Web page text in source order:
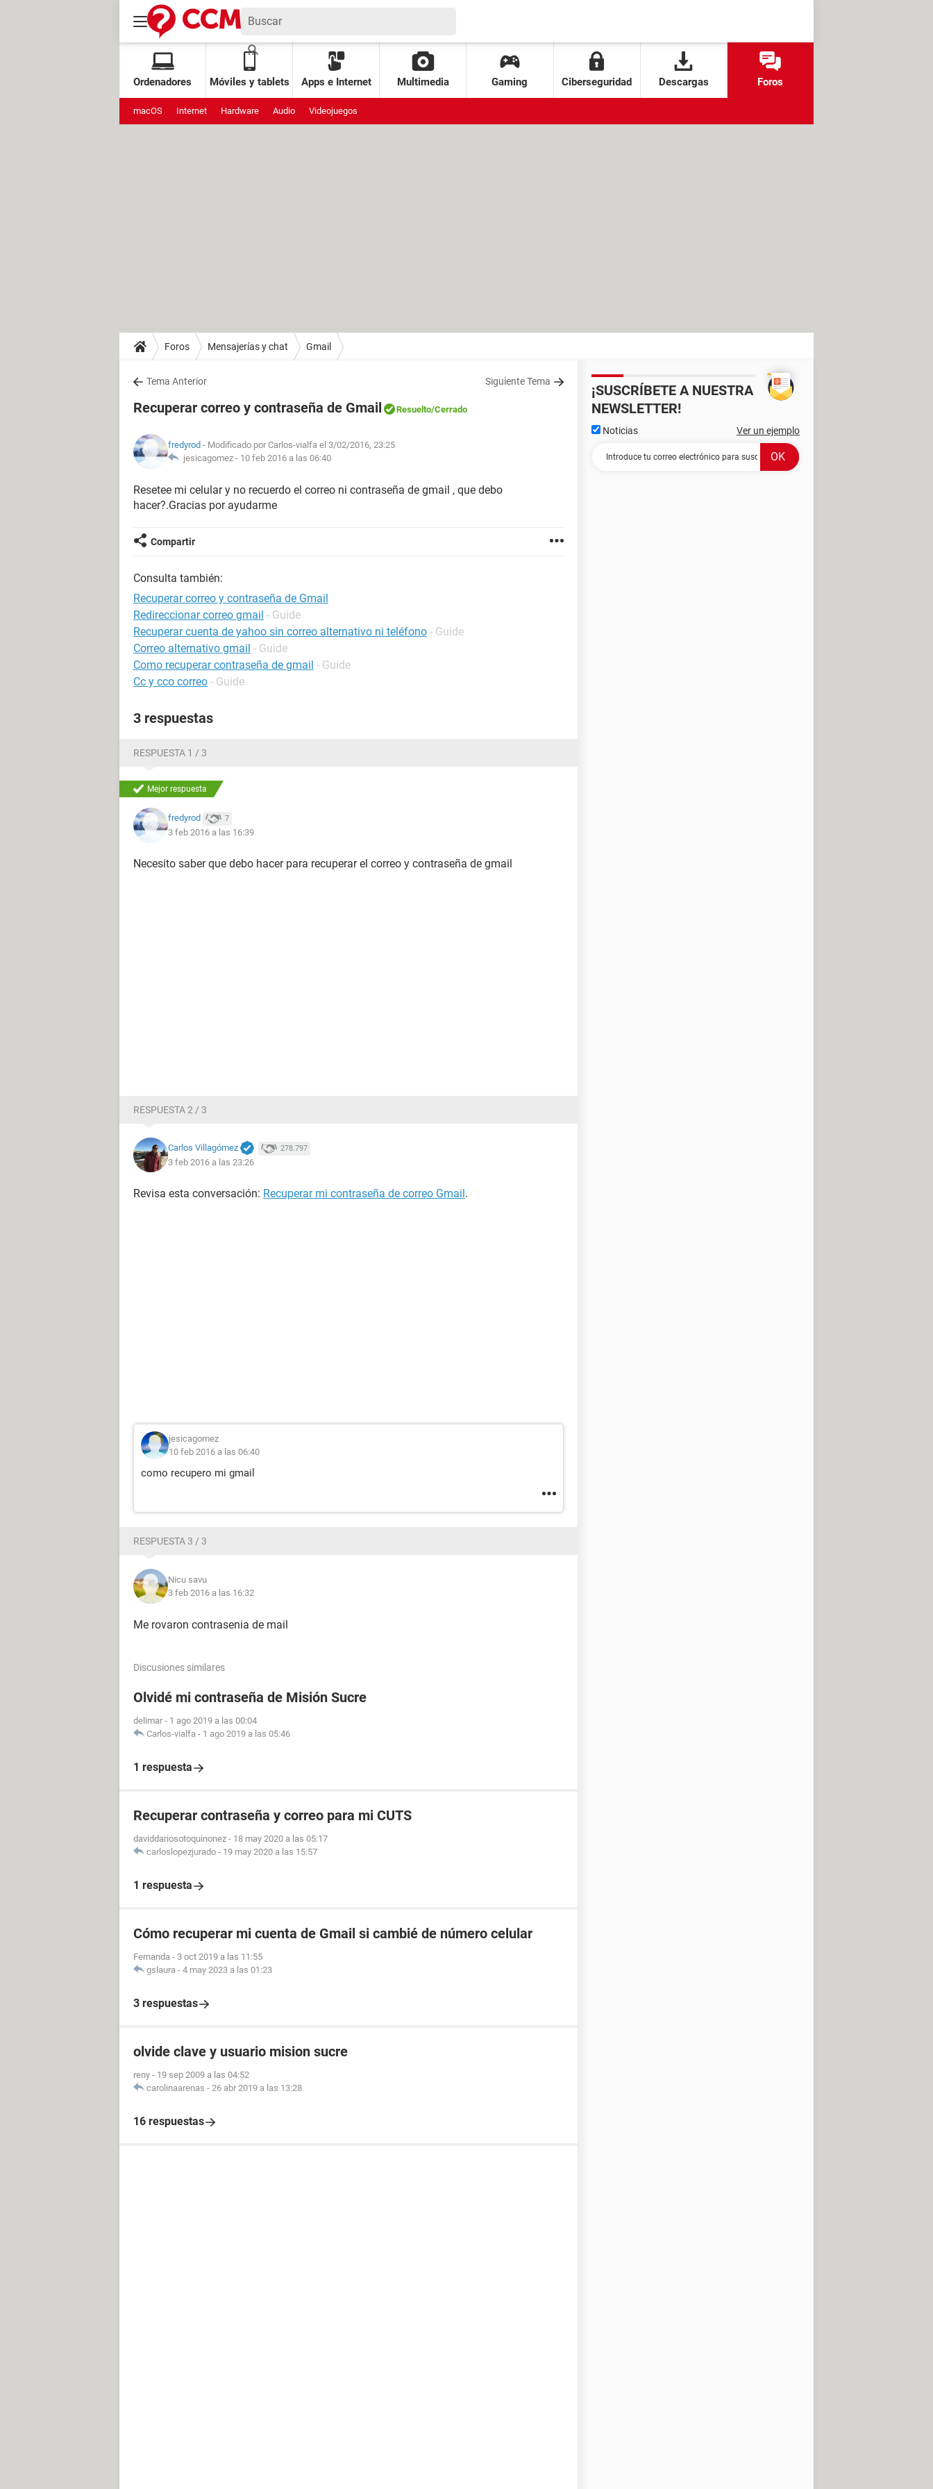
Ordenadores Móviles y tablets Apps e Internet Multimedia Gaming Ciberseguridad Descargas Foros
macOS Internet Hardware Audio Videojuegos
Foros Mensajerías y chat Gmail
Tema Anterior Siguiente Tema
Recuperar correo y contraseña de Gmail Resuelto/Cerrado
fredyrod - Modificado por Carlos-vialfa el 3/02/2016, 23:25
jesicagomez - 10 feb 2016 a las 06:40
Resetee mi celular y no recuerdo el correo ni contraseña de gmail , que debo
hacer?.Gracias por ayudarme
Compartir
Consulta también:
Recuperar correo y contraseña de Gmail
Redireccionar correo gmail - Guide
Recuperar cuenta de yahoo sin correo alternativo ni teléfono - Guide
Correo alternativo gmail - Guide
Como recuperar contraseña de gmail - Guide
Cc y cco correo - Guide
3 respuestas
RESPUESTA 1 / 3
Mejor respuesta
fredyrod 7
3 feb 2016 a las 16:39
Necesito saber que debo hacer para recuperar el correo y contraseña de gmail
RESPUESTA 2 / 3
Carlos Villagómez 278.797
3 feb 2016 a las 23:26
Revisa esta conversación: Recuperar mi contraseña de correo Gmail.
jesicagomez
10 feb 2016 a las 06:40
como recupero mi gmail
RESPUESTA 3 / 3
Nicu savu
3 feb 2016 a las 16:32
Me rovaron contrasenia de mail
Discusiones similares
Olvidé mi contraseña de Misión Sucre
delimar - 1 ago 2019 a las 00:04
Carlos-vialfa - 1 ago 2019 a las 05:46
1 respuesta
Recuperar contraseña y correo para mi CUTS
daviddariosotoquinonez - 18 may 2020 a las 05:17
carloslopezjurado - 19 may 2020 a las 15:57
1 respuesta
Cómo recuperar mi cuenta de Gmail si cambié de número celular
Fernanda - 3 oct 2019 a las 11:55
gslaura - 4 may 2023 a las 01:23
3 respuestas
olvide clave y usuario mision sucre
reny - 19 sep 2009 a las 04:52
carolinaarenas - 26 abr 2019 a las 13:28
16 respuestas
¡SUSCRÍBETE A NUESTRA
NEWSLETTER!
Noticias Ver un ejemplo